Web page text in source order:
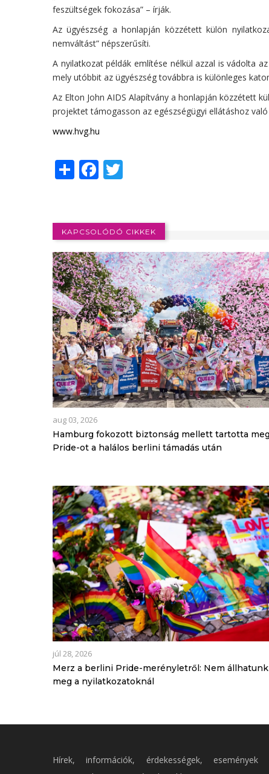
feszültségek fokozása” – írják.
Az ügyészség a honlapján közzétett külön
nemváltást” népszerűsíti.
A nyilatkozat példák említése nélkül azzal is vádolta
mely utóbbit az ügyészség továbbra is különleges
Az Elton John AIDS Alapítvány a honlapján közzétett
projektet támogasson az egészségügyi ellátáshoz
www.hvg.hu
ShareFacebook
KAPCSOLÓDÓ CIKKEK
aug 03, 2026
Hamburg fokozott biztonság mellett tartotta
Pride-ot a halálos berlini támadás után
júl 28, 2026
Merz a berlini Pride-merényletről: Nem állhatunk
meg a nyilatkozatoknál
Hírek, információk, érdekességek, események